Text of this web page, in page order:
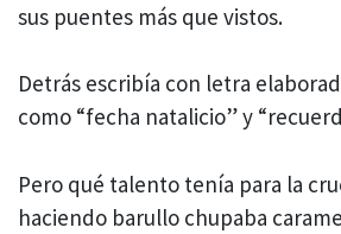
sus puentes más que vistos.
Detrás escribía con letra
como “fecha natalicio” y
Pero qué talento tenía para la
haciendo barullo chupaba